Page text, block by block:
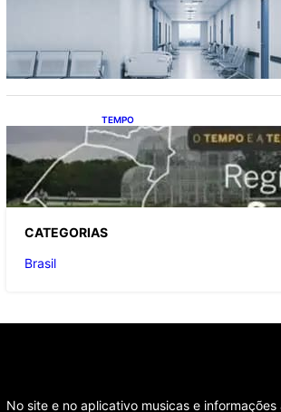
Bahia pode economizar
na saúde com
saneamento, aponta estudo
TEMPO
O TEMPO E A
chuva, frio e possibilidade
neste domingo (9)
CATEGORIAS
Brasil
No site e no aplicativo musicas e informações